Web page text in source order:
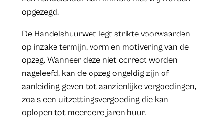
opgezegd.
De Handelshuurwet legt strikte voorwaarden
op inzake termijn, vorm en motivering van de
opzeg. Wanneer deze niet correct worden
nageleefd, kan de opzeg ongeldig zijn of
aanleiding geven tot aanzienlijke vergoedingen,
zoals een uitzettingsvergoeding die kan
oplopen tot meerdere jaren huur.